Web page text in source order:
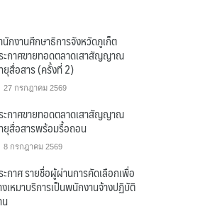
กงานศึกษาธิการจังหวัดภูเก็ต
ะกาศขายทอดตลาดเสาสัญญาณ
ยุสื่อสาร (ครั้งที่ 2)
27 กรกฎาคม 2569
ะกาศขายทอดตลาดเสาสัญญาณ
ยุสื่อสารพร้อมรื้อถอน
8 กรกฎาคม 2569
ะกาศ รายชื่อผู้ผ่านการคัดเลือกเพื่อ
เหมาบริการเป็นพนักงานจ้างปฏิบัติ